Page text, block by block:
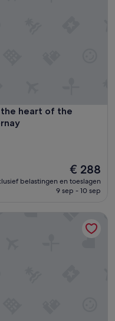
the heart of the
of the Champagne
De
prijs
is
€ 288
belastingen en toeslagen
9 sep - 10 sep